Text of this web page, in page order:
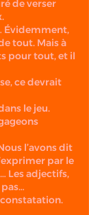
de verser
Évidemment,
tout. Mais à
pour tout, et il
ce devrait
le jeu.
l’avons dit
par le
Les adjectifs,
constatation.